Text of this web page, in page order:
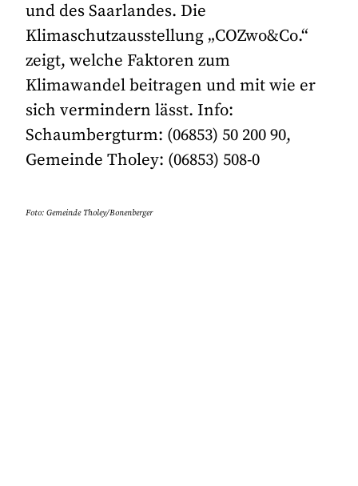
und des Saarlandes. Die
Klimaschutzausstellung „COZwo&Co.“
zeigt, welche Faktoren zum
Klimawandel beitragen und mit wie er
sich vermindern lässt. Info:
Schaumbergturm: (06853) 50 200 90,
Gemeinde Tholey: (06853) 508-0
Foto: Gemeinde Tholey/Bonenberger